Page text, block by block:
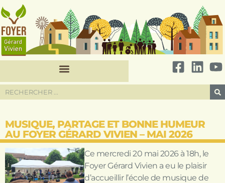
MUSIQUE, PARTAGE ET BONNE HUMEUR
AU FOYER GÉRARD VIVIEN – MAI 2026
Ce mercredi 20 mai 2026 à 18h, le
Foyer Gérard Vivien a eu le plaisir
d’accueillir l’école de musique de